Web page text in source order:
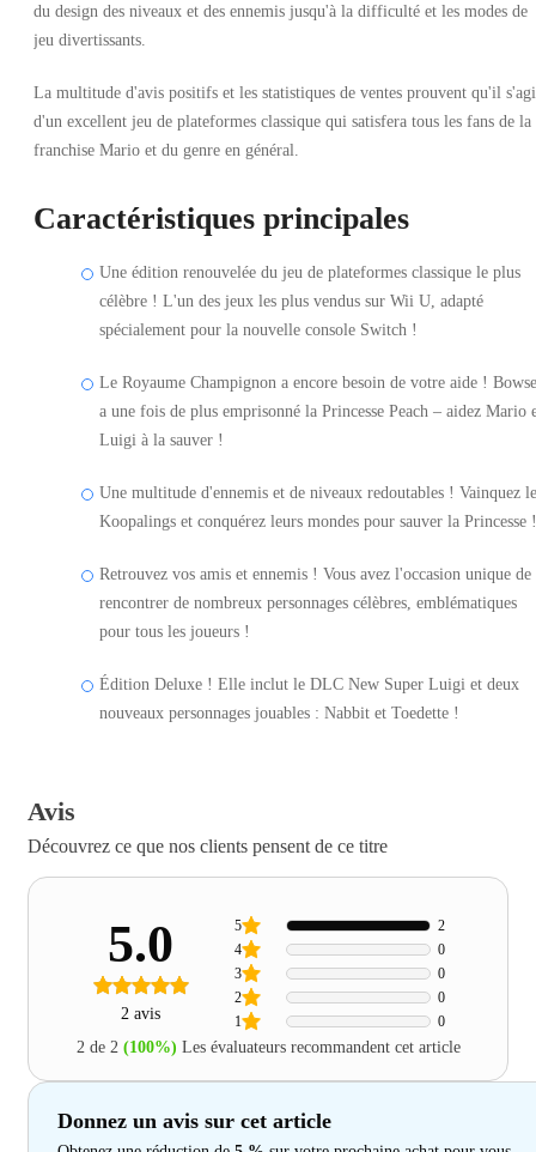
du design des niveaux et des ennemis jusqu'à la difficulté et les modes de
jeu divertissants.
La multitude d'avis positifs et les statistiques de ventes prouvent qu'il
d'un excellent jeu de plateformes classique qui satisfera tous les fans de la
franchise Mario et du genre en général.
Caractéristiques principales
Une édition renouvelée du jeu de plateformes classique le plus
célèbre ! L'un des jeux les plus vendus sur Wii U, adapté
spécialement pour la nouvelle console Switch !
Le Royaume Champignon a encore besoin de votre aide !
a une fois de plus emprisonné la Princesse Peach – aidez Mario
Luigi à la sauver !
Une multitude d'ennemis et de niveaux redoutables ! Vainquez
Koopalings et conquérez leurs mondes pour sauver la Princesse !
Retrouvez vos amis et ennemis ! Vous avez l'occasion unique de
rencontrer de nombreux personnages célèbres, emblématiques
pour tous les joueurs !
Édition Deluxe ! Elle inclut le DLC New Super Luigi et deux
nouveaux personnages jouables : Nabbit et Toedette !
Avis
Découvrez ce que nos clients pensent de ce titre
5.0
2 avis 1 0
2 0
3 0
4 0
5 2
2 de 2 (100%) Les évaluateurs recommandent cet article
Donnez un avis sur cet article